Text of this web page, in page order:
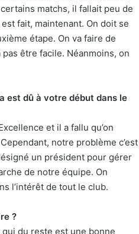
matchs, il fallait peu de
fait, maintenant. On doit se
étape. On va faire de
être facile. Néanmoins, on
est dû à votre début dans le
et il a fallu qu’on
notre problème c’est
un président pour gérer
de notre équipe. On
l’intérêt de tout le club.
?
qui du reste est une bonne